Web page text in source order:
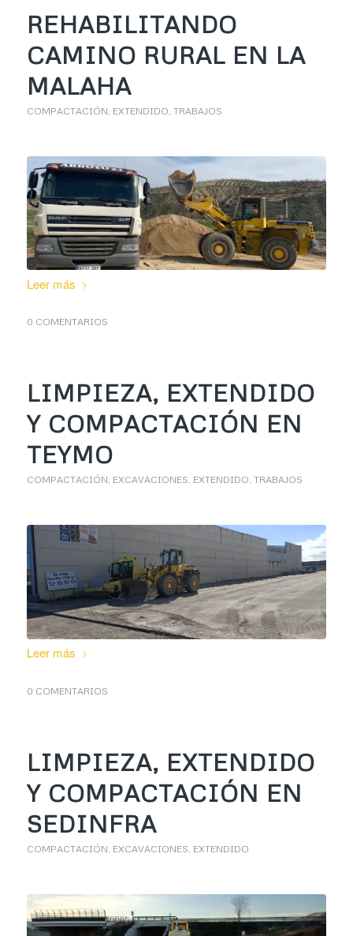
REHABILITANDO
CAMINO RURAL EN LA
MALAHA
COMPACTACIÓN EXTENDIDO TRABAJOS
Leer más
0 COMENTARIOS
LIMPIEZA, EXTENDIDO
Y COMPACTACIÓN EN
TEYMO
COMPACTACIÓN, EXCAVACIONES, EXTENDIDO, TRABAJOS
Leer más
0 COMENTARIOS
LIMPIEZA, EXTENDIDO
Y COMPACTACIÓN EN
SEDINFRA
COMPACTACIÓN EXCAVACIONES EXTENDIDO